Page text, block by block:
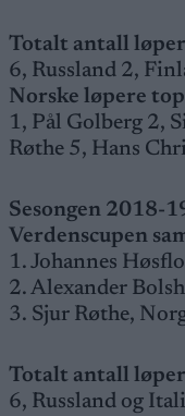
Totalt antall
6, Russland 2,
Norske løpere
1, Pål Golberg 2,
Røthe 5, Hans
Sesongen 2018-
Verdenscupen
1. Johannes
2. Alexander
3. Sjur Røthe,
Totalt antall
6, Russland og